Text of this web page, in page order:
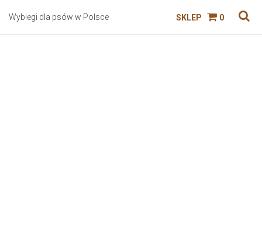
Wybiegi dla psów w Polsce SKLEP 0